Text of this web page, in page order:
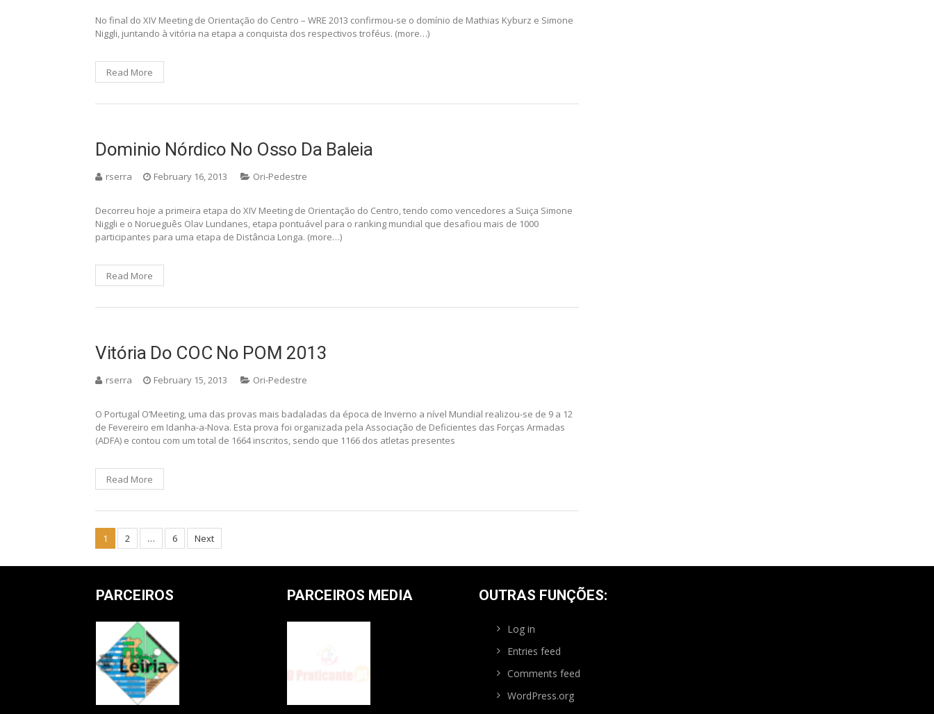
No final do XIV Meeting de Orientação do Centro – WRE 2013 confirmou-se o domínio de Mathias Kyburz e Simone
Niggli, juntando à vitória na etapa a conquista dos respectivos troféus. (more…)
Read More
Dominio Nórdico No Osso Da Baleia
rserra February 16, 2013 Ori-Pedestre
Decorreu hoje a primeira etapa do XIV Meeting de Orientação do Centro, tendo como vencedores a Suiça Simone
Niggli e o Norueguês Olav Lundanes, etapa pontuável para o ranking mundial que desafiou mais de 1000
participantes para uma etapa de Distância Longa. (more…)
Read More
Vitória Do COC No POM 2013
rserra February 15, 2013 Ori-Pedestre
O Portugal O’Meeting, uma das provas mais badaladas da época de Inverno a nível Mundial realizou-se de 9 a 12
de Fevereiro em Idanha-a-Nova. Esta prova foi organizada pela Associação de Deficientes das Forças Armadas
(ADFA) e contou com um total de 1664 inscritos, sendo que 1166 dos atletas presentes
Read More
Posts
pagination
1 2 … 6 Next
PARCEIROS PARCEIROS MEDIA OUTRAS FUNÇÕES:
Log in
Entries feed
Comments feed
WordPress.org